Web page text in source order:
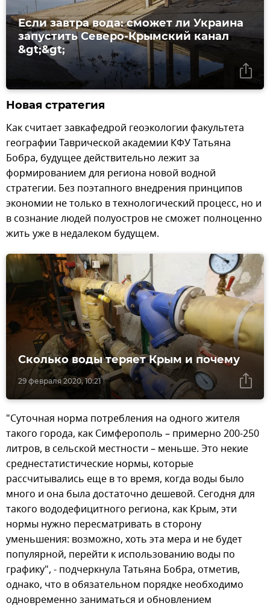
Если завтра вода: сможет ли Украина
запустить Северо-Крымский канал
&gt;&gt;
Новая стратегия
Как считает завкафедрой геоэкологии факультета
географии Таврической академии КФУ Татьяна
Бобра, будущее действительно лежит за
формированием для региона новой водной
стратегии. Без поэтапного внедрения принципов
экономии не только в технологический процесс, но и
в сознание людей полуостров не сможет полноценно
жить уже в недалеком будущем.
29 февраля 2020, 10:21
Сколько воды теряет Крым и почему
"Суточная норма потребления на одного жителя
такого города, как Симферополь – примерно 200-250
литров, в сельской местности – меньше. Это некие
среднестатистические нормы, которые
рассчитывались еще в то время, когда воды было
много и она была достаточно дешевой. Сегодня для
такого вододефицитного региона, как Крым, эти
нормы нужно пересматривать в сторону
уменьшения: возможно, хоть эта мера и не будет
популярной, перейти к использованию воды по
графику", - подчеркнула Татьяна Бобра, отметив,
однако, что в обязательном порядке необходимо
одновременно заниматься и обновлением